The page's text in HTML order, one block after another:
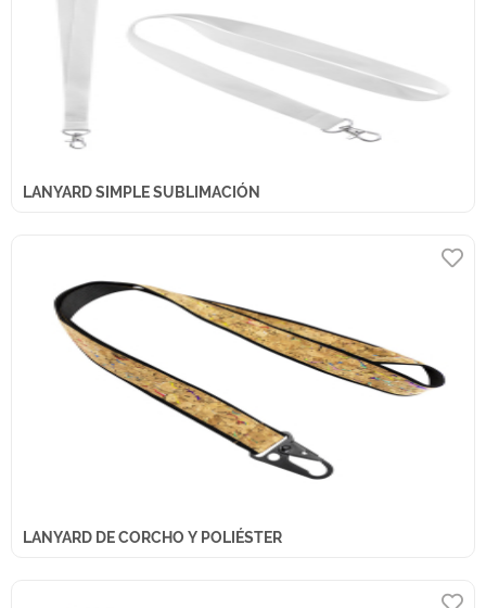
LANYARD SIMPLE SUBLIMACIÓN
LANYARD DE CORCHO Y POLIÉSTER